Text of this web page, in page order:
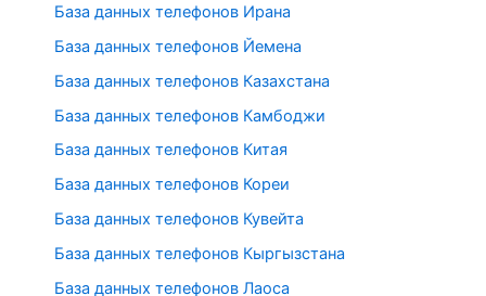
База данных телефонов Ирана
База данных телефонов Йемена
База данных телефонов Казахстана
База данных телефонов Камбоджи
База данных телефонов Китая
База данных телефонов Кореи
База данных телефонов Кувейта
База данных телефонов Кыргызстана
База данных телефонов Лаоса